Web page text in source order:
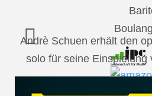
Andrè Schuen erhält den
solo für seine